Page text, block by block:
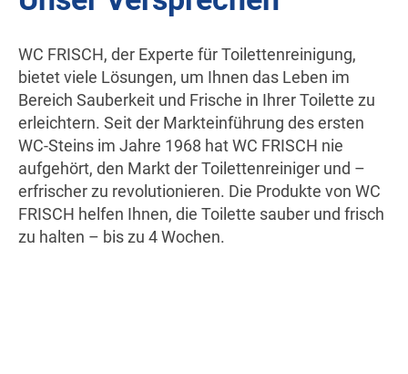
WC FRISCH, der Experte für Toilettenreinigung,
bietet viele Lösungen, um Ihnen das Leben im
Bereich Sauberkeit und Frische in Ihrer Toilette zu
erleichtern. Seit der Markteinführung des ersten
WC-Steins im Jahre 1968 hat WC FRISCH nie
aufgehört, den Markt der Toilettenreiniger und –
erfrischer zu revolutionieren. Die Produkte von WC
FRISCH helfen Ihnen, die Toilette sauber und frisch
zu halten – bis zu 4 Wochen.